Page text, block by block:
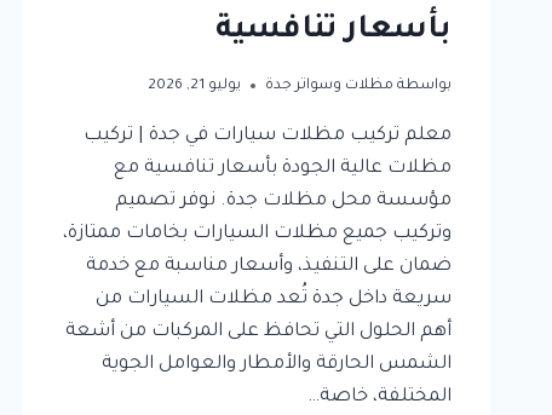
بأسعار تنافسية
بواسطة مظلات وسواتر جدة يوليو 21, 2026
معلم تركيب مظلات سيارات في جدة | تركيب
مظلات عالية الجودة بأسعار تنافسية مع
مؤسسة محل مظلات جدة. نوفر تصميم
وتركيب جميع مظلات السيارات بخامات ممتازة،
ضمان على التنفيذ، وأسعار مناسبة مع خدمة
سريعة داخل جدة تُعد مظلات السيارات من
أهم الحلول التي تحافظ على المركبات من أشعة
الشمس الحارقة والأمطار والعوامل الجوية
المختلفة، خاصة…